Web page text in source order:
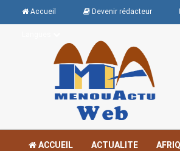
Accueil Devenir rédacteur
ACCUEIL ACTUALITE